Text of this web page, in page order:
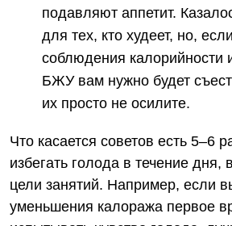
подавляют аппетит.
для тех, кто худеет, но,
соблюдения калорийности
БЖУ вам нужно будет
их просто не осилите.
Что касается советов есть 5–6
избегать голода в течение дня,
цели занятий. Например, если
уменьшения калоража первое